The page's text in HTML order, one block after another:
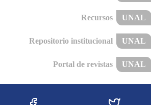
Recursos UNAL
Repositorio institucional UNAL
Portal de revistas UNAL